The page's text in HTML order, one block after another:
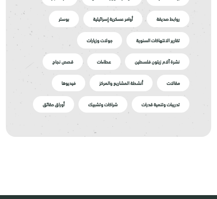
روابط صديقة أوامر عسكرية إسرائيلية بوستر
تقارير الانتهاكات السنوية جولات وزيارات
نشرة آلام زيتون فلسطين عطاءات قصص نجاح
مقالات أنشطة المشاريع والمركز فيديوها
تدريبات وتنمية قدرات شراكات وتشبيك أوراق حقائق